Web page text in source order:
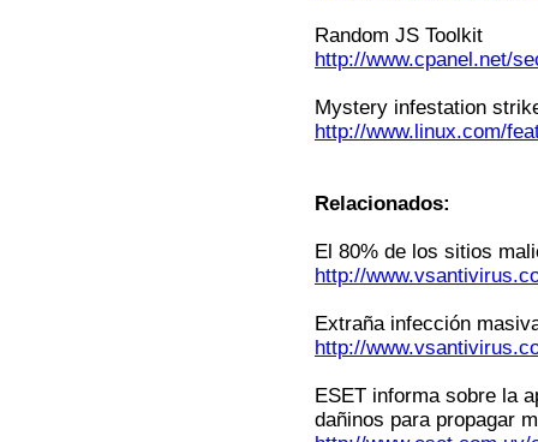
Random JS Toolkit
http://www.cpanel.net/
Mystery infestation
http://www.linux.com/
Relacionados:
El 80% de los sitios
http://
Extraña infección
http://
ESET informa sobre la
dañinos para propagar